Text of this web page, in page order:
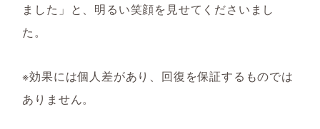
ました」と、明るい笑顔を見せてくださいまし
た。
※効果には個人差があり、回復を保証するものでは
ありません。